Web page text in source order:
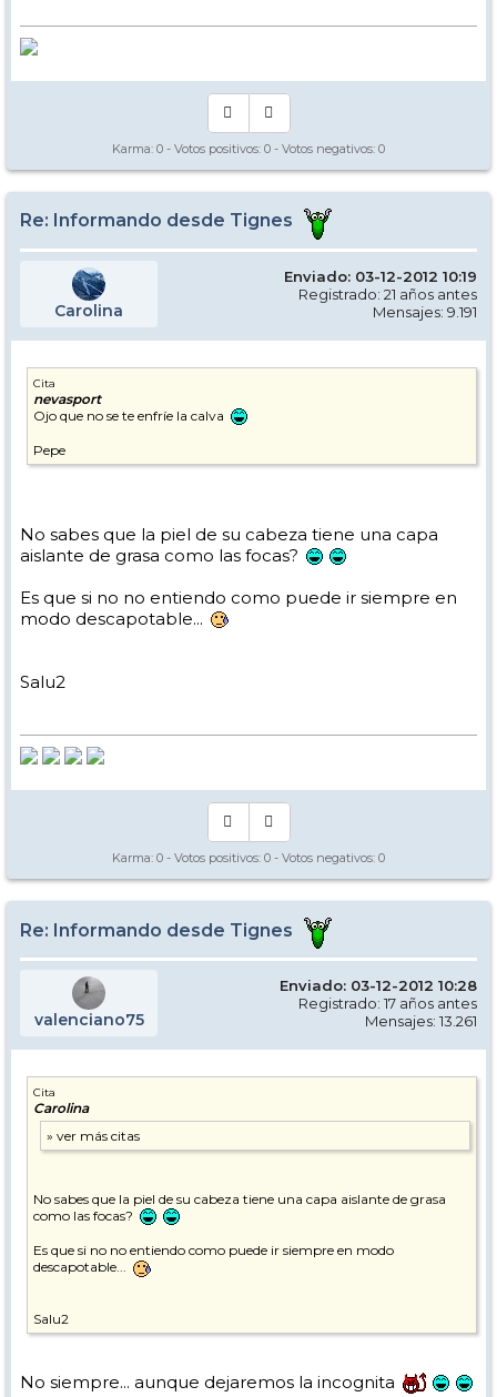
Karma: 0 - Votos positivos: 0 - Votos negativos: 0
Re: Informando desde Tignes
Carolina
Enviado: 03-12-2012 10:19
Registrado: 21 años antes
Mensajes: 9.191
Cita
nevasport
Ojo que no se te enfríe la calva
Pepe
No sabes que la piel de su cabeza tiene una capa
aislante de grasa como las focas?
Es que si no no entiendo como puede ir siempre en
modo descapotable...
Salu2
Karma: 0 - Votos positivos: 0 - Votos negativos: 0
Re: Informando desde Tignes
valenciano75
Enviado: 03-12-2012 10:28
Registrado: 17 años antes
Mensajes: 13.261
Cita
Carolina
No sabes que la piel de su cabeza tiene una capa aislante de grasa
como las focas?
Es que si no no entiendo como puede ir siempre en modo
descapotable...
Salu2
No siempre... aunque dejaremos la incognita